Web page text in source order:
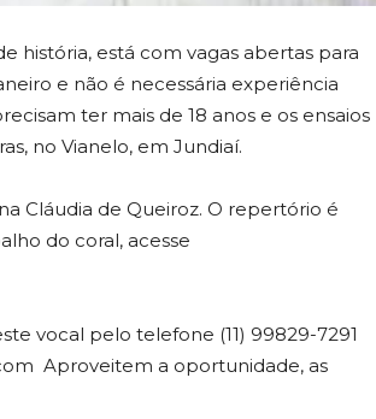
história, está com vagas abertas para
e não é necessária experiência
ter mais de 18 anos e os ensaios
no Vianelo, em Jundiaí.
Cláudia de Queiroz. O repertório é
do coral, acesse
vocal pelo telefone (11) 99829-7291
Aproveitem a oportunidade, as